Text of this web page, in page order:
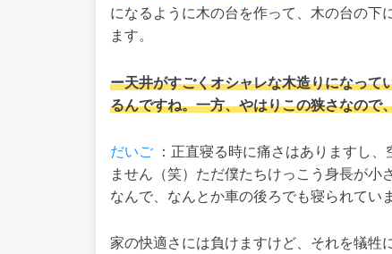
になるように木の台を作って、木の台の下
ます。
ー天井がすごくオシャレな木造りになって
るんですね。一方、やはりこの狭さなので
だいご ：正直寝る時に痛さはありますし
ません（笑）ただ僕たちけっこう身長が
なんで、なんとか車の後ろでも寝られてい
家の快適さには負けますけど、それを犠牲